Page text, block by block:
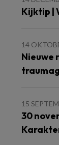
Kijktip |
14
Nieuwe
15
30